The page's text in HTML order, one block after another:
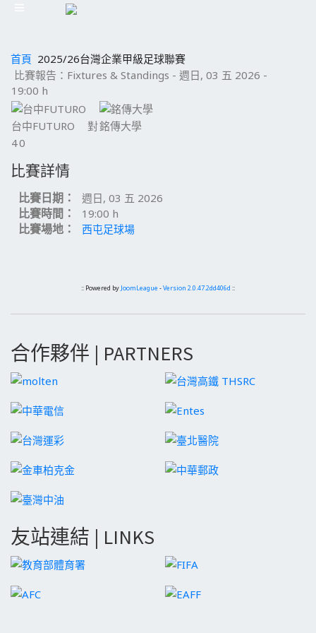
首頁 2025/26台灣企業甲級足球聯賽
比賽報告：Fixtures & Standings - 週日, 03 五 2026 -
19:00 h
台中FUTURO 對銘傳大學
40
比賽詳情
比賽日期： 週日, 03 五 2026
比賽時間： 19:00 h
比賽場地： 西屯足球場
:: Powered by JoomLeague -Version 2.0.47.2dd406d ::
合作夥伴 | PARTNERS
友站連結 | LINKS